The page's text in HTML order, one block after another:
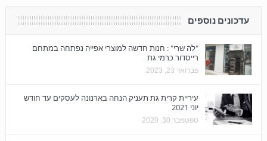
עדכונים נוספים
"לה שרי" : חנות חדשה למוצרי אפייה נפתחה במתחם
רייסדור כרמי גת
פברואר 23, 2023
עיריית קרית גת תעניק הנחה בארנונה לעסקים עד חודש
יוני 2021
ספטמבר 30, 2020